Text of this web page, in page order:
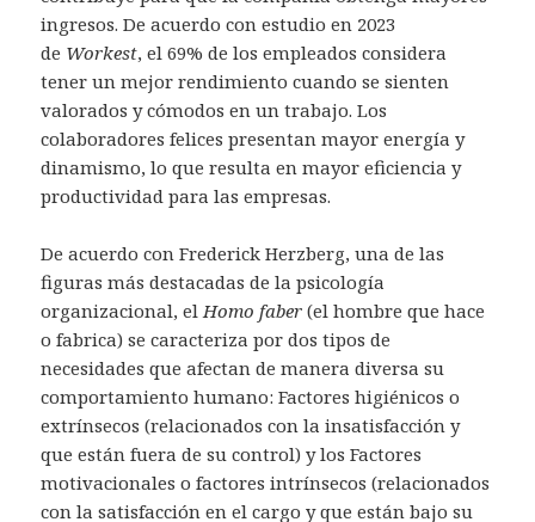
ingresos. De acuerdo con estudio en 2023
de Workest, el 69% de los empleados considera
tener un mejor rendimiento cuando se sienten
valorados y cómodos en un trabajo. Los
colaboradores felices presentan mayor energía y
dinamismo, lo que resulta en mayor eficiencia y
productividad para las empresas.
De acuerdo con Frederick Herzberg, una de las
figuras más destacadas de la psicología
organizacional, elHomo faber (el hombre que hace
o fabrica) se caracteriza por dos tipos de
necesidades que afectan de manera diversa su
comportamiento humano: Factores higiénicos o
extrínsecos (relacionados con la insatisfacción y
que están fuera de su control) y los Factores
motivacionales o factores intrínsecos (relacionados
con la satisfacción en el cargo y que están bajo su